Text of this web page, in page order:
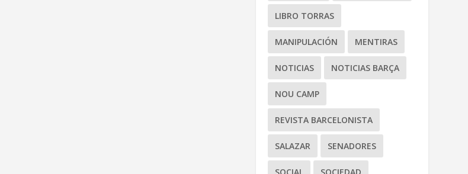
LIBRO TORRAS
MANIPULACIÓN MENTIRAS
NOTICIAS NOTICIAS BARÇA
NOU CAMP
REVISTA BARCELONISTA
SALAZAR SENADORES